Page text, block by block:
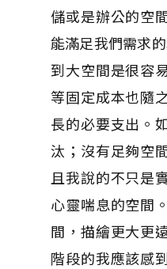
儲或是辦公的空
能滿足我們需求
到大空間是很容
等固定成本也隨
長的必要支出。
汰；沒有足夠空
且我說的不只是
心靈喘息的空間
間，描繪更大更
階段的我應該感